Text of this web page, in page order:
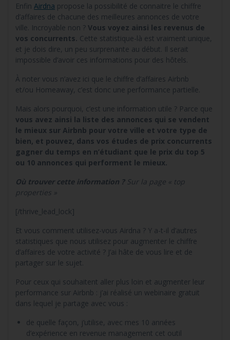
Enfin Airdna propose la possibilité de connaitre le chiffre
d’affaires de chacune des meilleures annonces de votre
ville. Incroyable non ? Vous voyez ainsi les revenus de
vos concurrents. Cette statistique-là est vraiment unique,
et je dois dire, un peu surprenante au début. Il serait
impossible d’avoir ces informations pour des hôtels.
À noter vous n’avez ici que le chiffre d’affaires Airbnb
et/ou Homeaway, c’est donc une performance partielle.
Mais alors pourquoi, c’est une information utile ? Parce que
vous avez ainsi la liste des annonces qui se vendent
le mieux sur Airbnb pour votre ville et votre type de
bien, et pouvez, dans vos études de prix concurrents
gagner du temps en n’étudiant que le prix du top 5
ou 10 annonces qui performent le mieux.
Où trouver cette information ? Sur la page « top
properties »
[/thrive_lead_lock]
Et vous comment utilisez-vous Airdna ? Y a-t-il d’autres
statistiques que nous utilisez pour augmenter le chiffre
d’affaires de votre activité ? J’ai hâte de vous lire et de
partager sur le sujet.
Pour ceux qui souhaitent aller plus loin et augmenter leur
performance sur Airbnb : j’ai réalisé un webinaire gratuit
dans lequel je partage avec vous :
de quelle façon, j’utilise, avec mes 10 années
d’expérience en revenue management cet outil